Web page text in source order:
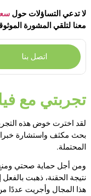
لا تدعي التساؤلات حول
معنا لتلقي المشورة
اتصل بنا
تجربتي مع
لقد اخترت خوض هذه
بحث مكثف واستشارة خبراء
المحتملة.
ومن أجل حماية صحتي
نتيجة الحقنة، ذهبت
هذا المجال وأجريت عددًا